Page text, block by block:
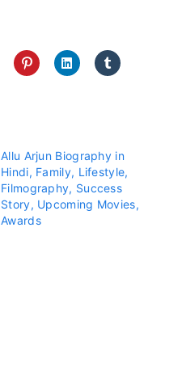
Allu Arjun Biography in
Hindi, Family, Lifestyle,
Filmography, Success
Story, Upcoming Movies,
Awards